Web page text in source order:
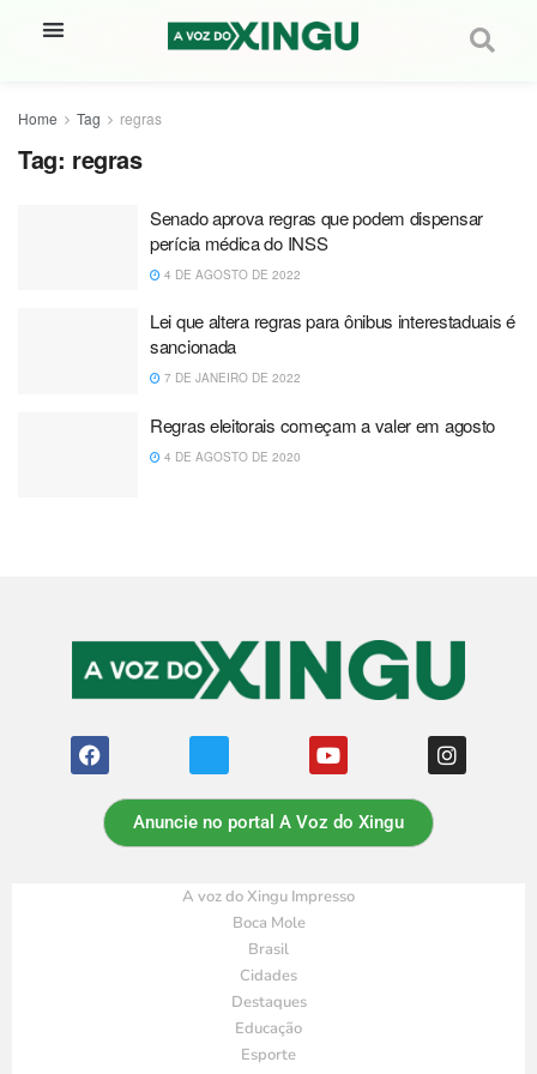
Home Tag regras
Tag: regras
Senado aprova regras que podem dispensar
perícia médica do INSS
4 DE AGOSTO DE 2022
Lei que altera regras para ônibus interestaduais é
sancionada
7 DE JANEIRO DE 2022
Regras eleitorais começam a valer em agosto
4 DE AGOSTO DE 2020
Anuncie no portal A Voz do Xingu
A voz do Xingu Impresso
Boca Mole
Brasil
Cidades
Destaques
Educação
Esporte